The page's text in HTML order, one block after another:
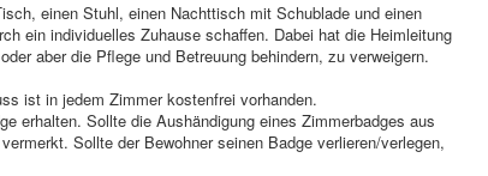
einen Stuhl, einen Nachttisch mit Schublade und einen
ein individuelles Zuhause schaffen. Dabei hat die Heimleitung
aber die Pflege und Betreuung behindern, zu verweigern.
ist in jedem Zimmer kostenfrei vorhanden.
erhalten. Sollte die Aushändigung eines Zimmerbadges aus
Sollte der Bewohner seinen Badge verlieren/verlegen,